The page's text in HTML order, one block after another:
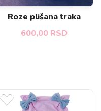
Roze plišana traka
600,00 RSD